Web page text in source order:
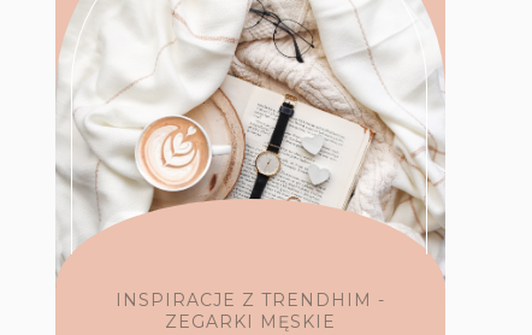
INSPIRACJE Z TRENDHIM -
ZEGARKI MĘSKIE